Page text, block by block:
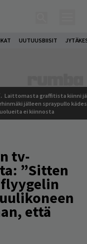
UUTUUSBIISIT
Laittomasta graffitista kiinni
jälleen spraypullo
ei kiinnosta
tv-
”Sitten
että